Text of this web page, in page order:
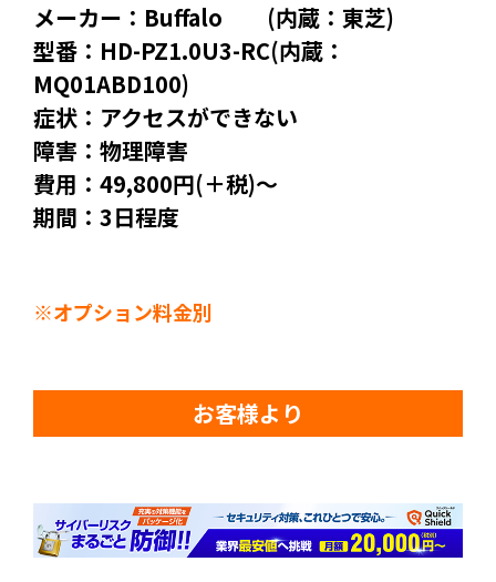
メーカー：Buffalo (内蔵：東芝)
型番：HD-PZ1.0U3-RC(内蔵：
MQ01ABD100)
症状：アクセスができない
障害：物理障害
費用：49,800円(＋税)～
期間：3日程度
※オプション料金別
お客様より